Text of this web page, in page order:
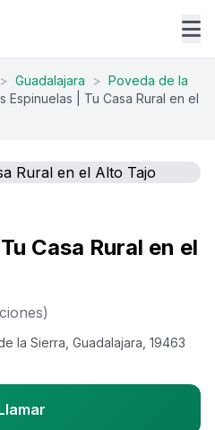
> Guadalajara > Poveda de la
Espinuelas | Tu Casa Rural en el
Casa Rural en el
la Sierra, Guadalajara, 19463